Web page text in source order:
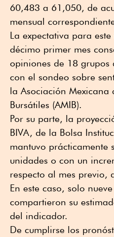
60,483 a 61,050, de
mensual
La expectativa para
décimo primer mes
opiniones de 18 grupos
con el sondeo sobre
la Asociación Mexicana
Bursátiles (AMIB).
Por su parte, la
BIVA, de la Bolsa
mantuvo prácticamente
unidades o con un
respecto al mes previo,
En este caso, solo
compartieron su
del indicador.
De cumplirse los